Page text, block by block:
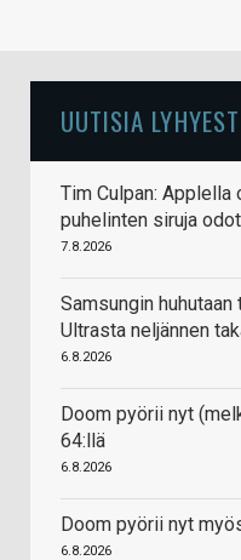
UUTISIA
Tim Culpan:
puhelinten siruja
7.8.2026
Samsungin
Ultrasta neljännen
6.8.2026
Doom pyörii nyt
64:llä
6.8.2026
Doom pyörii nyt
6.8.2026